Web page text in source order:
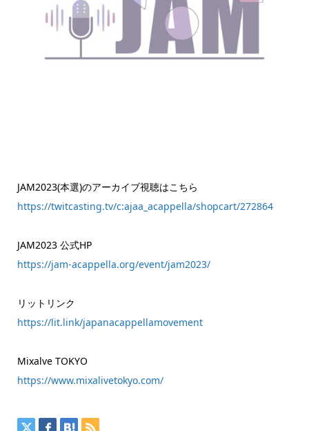
JAM2023(本選)のアーカイブ視聴はこちら
https://twitcasting.tv/c:ajaa_acappella/shopcart/272864
JAM2023 公式HP
https://jam-acappella.org/event/jam2023/
リットリンク
https://lit.link/japanacappellamovement
Mixalve TOKYO
https://www.mixalivetokyo.com/